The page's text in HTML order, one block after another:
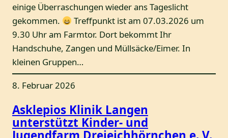
einige Überraschungen wieder ans Tageslicht
gekommen.
Treffpunkt ist am 07.03.2026 um
9.30 Uhr am Farmtor. Dort bekommt Ihr
Handschuhe, Zangen und Müllsäcke/Eimer. In
kleinen Gruppen…
8. Februar 2026
Asklepios Klinik Langen
unterstützt Kinder- und